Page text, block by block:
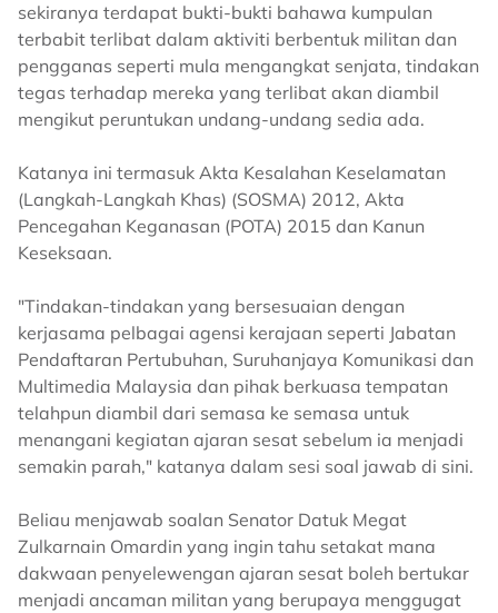
sekiranya terdapat bukti-bukti bahawa kumpulan
terbabit terlibat dalam aktiviti berbentuk militan dan
pengganas seperti mula mengangkat senjata, tindakan
tegas terhadap mereka yang terlibat akan diambil
mengikut peruntukan undang-undang sedia ada.
Katanya ini termasuk Akta Kesalahan Keselamatan
(Langkah-Langkah Khas) (SOSMA) 2012, Akta
Pencegahan Keganasan (POTA) 2015 dan Kanun
Keseksaan.
"Tindakan-tindakan yang bersesuaian dengan
kerjasama pelbagai agensi kerajaan seperti Jabatan
Pendaftaran Pertubuhan, Suruhanjaya Komunikasi dan
Multimedia Malaysia dan pihak berkuasa tempatan
telahpun diambil dari semasa ke semasa untuk
menangani kegiatan ajaran sesat sebelum ia menjadi
semakin parah," katanya dalam sesi soal jawab di sini.
Beliau menjawab soalan Senator Datuk Megat
Zulkarnain Omardin yang ingin tahu setakat mana
dakwaan penyelewengan ajaran sesat boleh bertukar
menjadi ancaman militan yang berupaya menggugat